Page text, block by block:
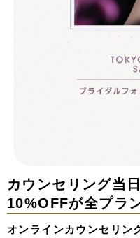
カウンセリング当
10%OFFが全プラ
オンラインカウンセリン